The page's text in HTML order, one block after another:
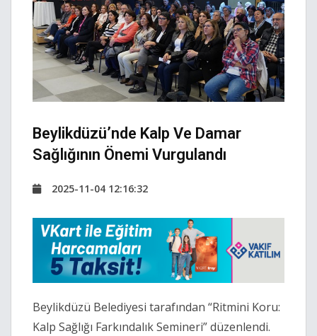
Beylikdüzü’nde Kalp Ve Damar
Sağlığının Önemi Vurgulandı
2025-11-04 12:16:32
Beylikdüzü Belediyesi tarafından “Ritmini Koru:
Kalp Sağlığı Farkındalık Semineri” düzenlendi.